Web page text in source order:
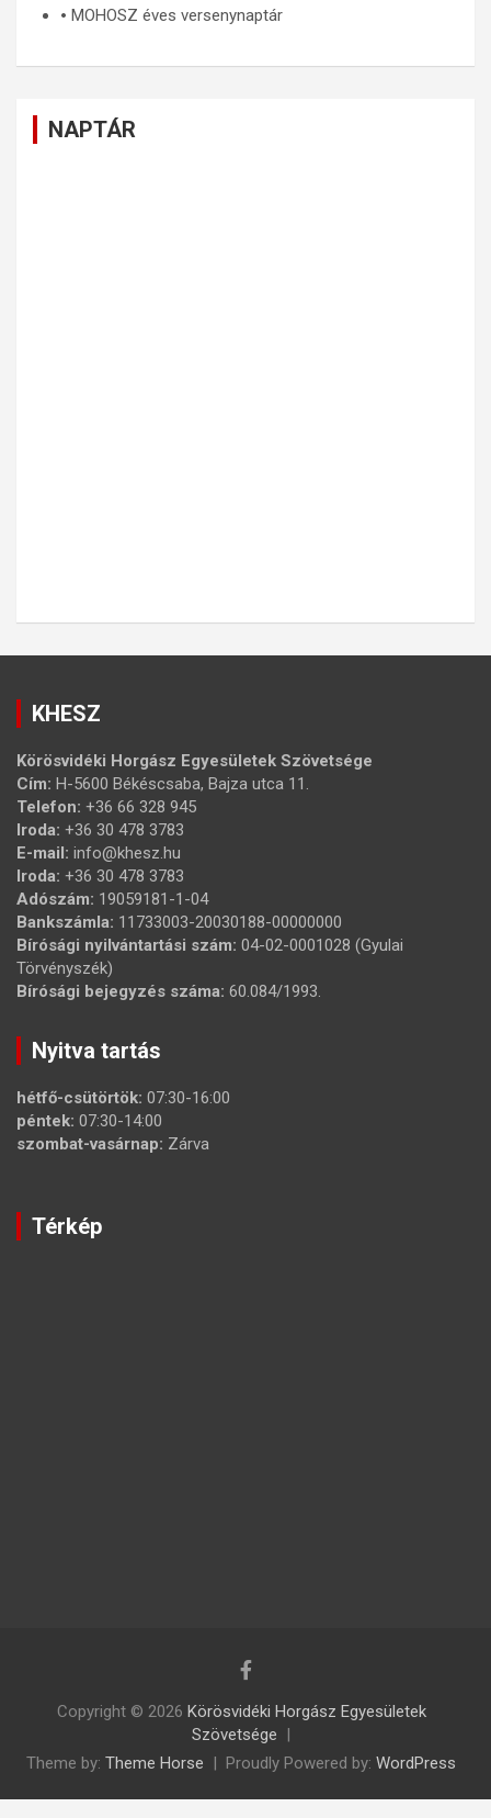
🞄 MOHOSZ éves versenynaptár
NAPTÁR
KHESZ
Körösvidéki Horgász Egyesületek Szövetsége
Cím: H-5600 Békéscsaba, Bajza utca 11.
Telefon: +36 66 328 945
Iroda: +36 30 478 3783
E-mail: info@khesz.hu
Iroda: +36 30 478 3783
Adószám: 19059181-1-04
Bankszámla: 11733003-20030188-00000000
Bírósági nyilvántartási szám: 04-02-0001028 (Gyulai
Törvényszék)
Bírósági bejegyzés száma: 60.084/1993.
Nyitva tartás
hétfő-csütörtök: 07:30-16:00
péntek: 07:30-14:00
szombat-vasárnap: Zárva
Térkép
Copyright © 2026 Körösvidéki Horgász Egyesületek
Szövetsége
Theme by: Theme Horse Proudly Powered by: WordPress